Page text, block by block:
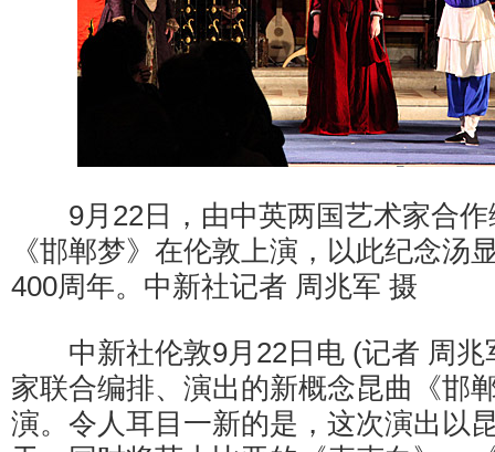
9月22日，由中英两国艺术家合作
《邯郸梦》在伦敦上演，以此纪念汤
400周年。中新社记者 周兆军 摄
中新社伦敦9月22日电 (记者 周兆
家联合编排、演出的新概念昆曲《邯
演。令人耳目一新的是，这次演出以